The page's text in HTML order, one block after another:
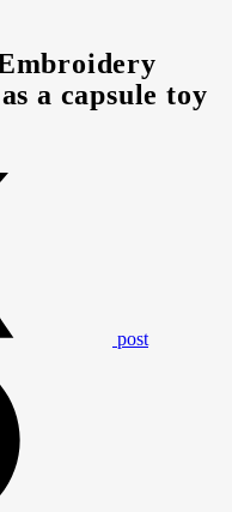
a capsule toy
post